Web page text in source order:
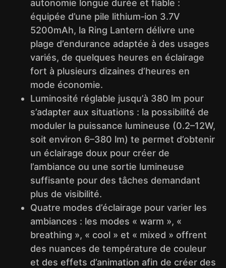
autonomie longue durée et fiable :
équipée d’une pile lithium‑ion 3.7V
5200mAh, la Ring Lantern délivre une
plage d’endurance adaptée à des usages
variés, de quelques heures en éclairage
fort à plusieurs dizaines d’heures en
mode économie.
Luminosité réglable jusqu’à 380 lm pour
s’adapter aux situations : la possibilité de
moduler la puissance lumineuse (0.2–12W,
soit environ 6–380 lm) te permet d’obtenir
un éclairage doux pour créer de
l’ambiance ou une sortie lumineuse
suffisante pour des tâches demandant
plus de visibilité.
Quatre modes d’éclairage pour varier les
ambiances : les modes « warm », «
breathing », « cool » et « mixed » offrent
des nuances de température de couleur
et des effets d’animation afin de créer des